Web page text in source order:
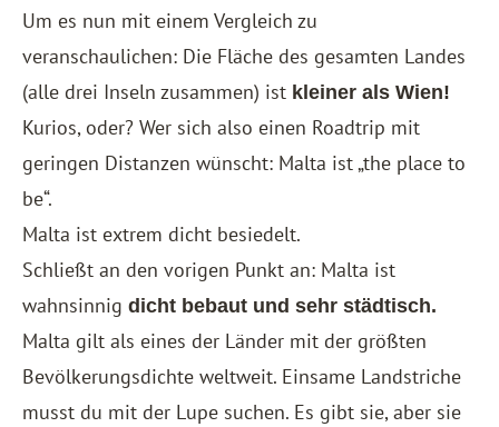
Um es nun mit einem Vergleich zu
veranschaulichen: Die Fläche des gesamten Landes
(alle drei Inseln zusammen) ist kleiner als Wien!
Kurios, oder? Wer sich also einen Roadtrip mit
geringen Distanzen wünscht: Malta ist „the place to
be“.
Malta ist extrem dicht besiedelt.
Schließt an den vorigen Punkt an: Malta ist
wahnsinnig dicht bebaut und sehr städtisch.
Malta gilt als eines der Länder mit der größten
Bevölkerungsdichte weltweit. Einsame Landstriche
musst du mit der Lupe suchen. Es gibt sie, aber sie